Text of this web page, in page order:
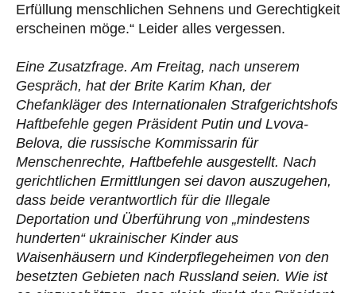
Erfüllung menschlichen Sehnens und Gerechtigkeit
erscheinen möge.“ Leider alles vergessen.
Eine Zusatzfrage. Am Freitag, nach unserem
Gespräch, hat der Brite Karim Khan, der
Chefankläger des Internationalen Strafgerichtshofs
Haftbefehle gegen Präsident Putin und Lvova-
Belova, die russische Kommissarin für
Menschenrechte, Haftbefehle ausgestellt. Nach
gerichtlichen Ermittlungen sei davon auszugehen,
dass beide verantwortlich für die Illegale
Deportation und Überführung von „mindestens
hunderten“ ukrainischer Kinder aus
Waisenhäusern und Kinderpflegeheimen von den
besetzten Gebieten nach Russland seien. Wie ist